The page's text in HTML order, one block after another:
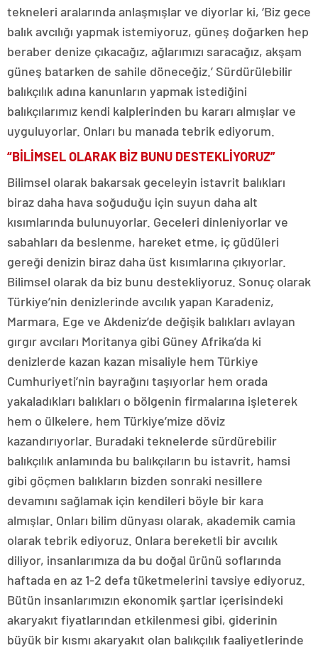
tekneleri aralarında anlaşmışlar ve diyorlar ki, ‘Biz gece
balık avcılığı yapmak istemiyoruz, güneş doğarken hep
beraber denize çıkacağız, ağlarımızı saracağız, akşam
güneş batarken de sahile döneceğiz.’ Sürdürülebilir
balıkçılık adına kanunların yapmak istediğini
balıkçılarımız kendi kalplerinden bu kararı almışlar ve
uyguluyorlar. Onları bu manada tebrik ediyorum.
“BİLİMSEL OLARAK BİZ BUNU DESTEKLİYORUZ”
Bilimsel olarak bakarsak geceleyin istavrit balıkları
biraz daha hava soğuduğu için suyun daha alt
kısımlarında bulunuyorlar. Geceleri dinleniyorlar ve
sabahları da beslenme, hareket etme, iç güdüleri
gereği denizin biraz daha üst kısımlarına çıkıyorlar.
Bilimsel olarak da biz bunu destekliyoruz. Sonuç olarak
Türkiye’nin denizlerinde avcılık yapan Karadeniz,
Marmara, Ege ve Akdeniz’de değişik balıkları avlayan
gırgır avcıları Moritanya gibi Güney Afrika’da ki
denizlerde kazan kazan misaliyle hem Türkiye
Cumhuriyeti’nin bayrağını taşıyorlar hem orada
yakaladıkları balıkları o bölgenin firmalarına işleterek
hem o ülkelere, hem Türkiye’mize döviz
kazandırıyorlar. Buradaki teknelerde sürdürebilir
balıkçılık anlamında bu balıkçıların bu istavrit, hamsi
gibi göçmen balıkların bizden sonraki nesillere
devamını sağlamak için kendileri böyle bir kara
almışlar. Onları bilim dünyası olarak, akademik camia
olarak tebrik ediyoruz. Onlara bereketli bir avcılık
diliyor, insanlarımıza da bu doğal ürünü soflarında
haftada en az 1-2 defa tüketmelerini tavsiye ediyoruz.
Bütün insanlarımızın ekonomik şartlar içerisindeki
akaryakıt fiyatlarından etkilenmesi gibi, giderinin
büyük bir kısmı akaryakıt olan balıkçılık faaliyetlerinde